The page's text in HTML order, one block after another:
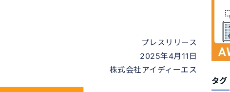
プレスリリース
2025年4月11日
株式会社アイディーエス
タグ